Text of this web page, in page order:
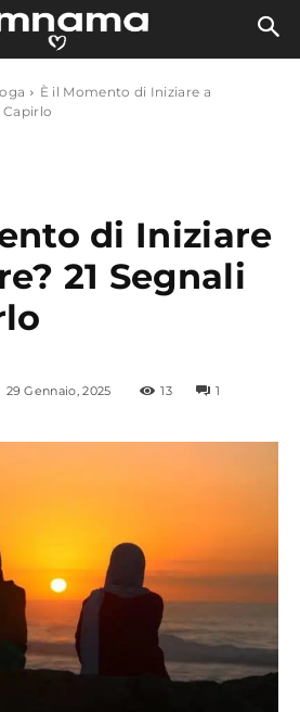
È il Momento di Iniziare a
Capirlo
di Iniziare
21 Segnali
29 Gennaio, 2025 13 1